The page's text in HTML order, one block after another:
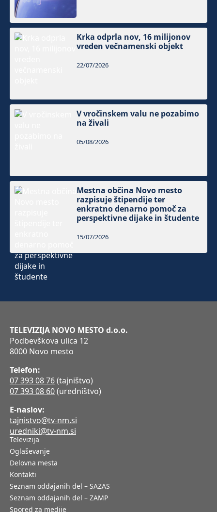
Krka odprla nov, 16 milijonov
vreden večnamenski objekt
22/07/2026
V vročinskem valu ne pozabimo
na živali
05/08/2026
Mestna občina Novo mesto
razpisuje štipendije ter
enkratno denarno pomoč za
perspektivne dijake in študente
15/07/2026
TELEVIZIJA NOVO MESTO d.o.o.
Podbevškova ulica 12
8000 Novo mesto
Telefon:
07 393 08 76(tajništvo)
07 393 08 60(uredništvo)
E-naslov:
tajnistvo@tv-nm.si
uredniki@tv-nm.si
Televizija
Oglaševanje
Delovna mesta
Kontakti
Seznam oddajanih del – SAZAS
Seznam oddajanih del – ZAMP
Spored za medije